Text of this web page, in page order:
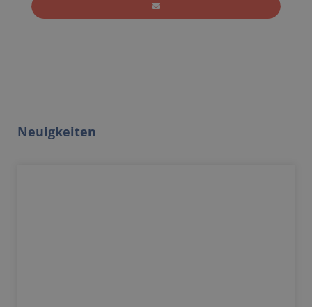
Neuigkeiten